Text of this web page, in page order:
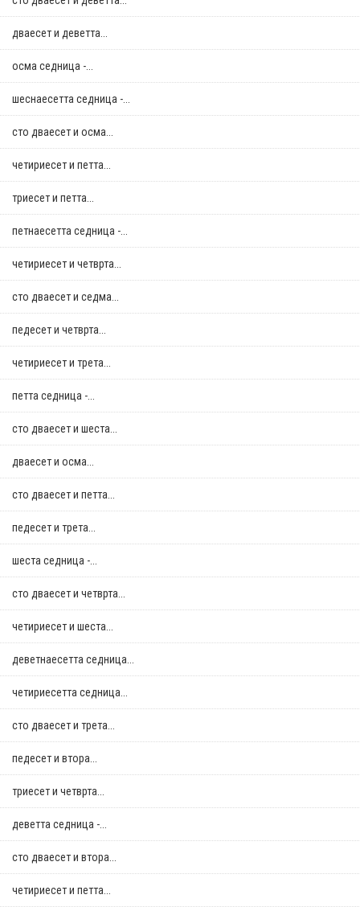
дваесет и деветта...
осма седница -...
шеснаесетта седница -...
сто дваесет и осма...
четириесет и петта...
триесет и петта...
петнаесетта седница -...
четириесет и четврта...
сто дваесет и седма...
педесет и четврта...
четириесет и трета...
петта седница -...
сто дваесет и шеста...
дваесет и осма...
сто дваесет и петта...
педесет и трета...
шеста седница -...
сто дваесет и четврта...
четириесет и шеста...
деветнаесетта седница...
четириесетта седница...
сто дваесет и трета...
педесет и втора...
триесет и четврта...
деветта седница -...
сто дваесет и втора...
четириесет и петта...